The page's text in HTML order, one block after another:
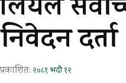
दर्ता
प्रकाशित: २०८१ भदौ १२